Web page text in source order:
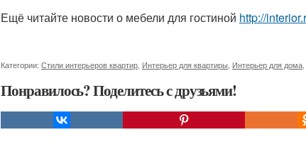
Ещё читайте новости о мебели для гостиной http://
Категории: Стили интерьеров квартир Интерьер для квартиры Интерьер для дома
Понравилось? Поделитесь с друзьями!